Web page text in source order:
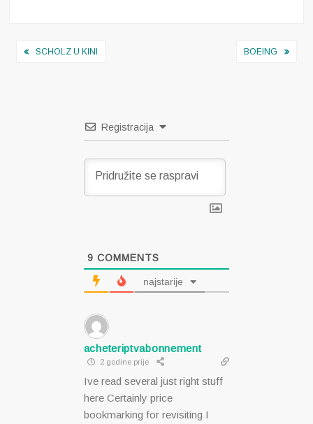
Navigacija
SCHOLZ U KINI BOEING
Registracija
9 COMMENTS
najstarije
acheteriptvabonnement
2 godine prije
Ive read several just right stuff
here Certainly price
bookmarking for revisiting I